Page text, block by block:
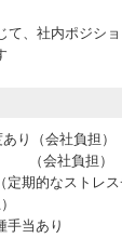
、社内ポジシ
り（会社負担）
会社負担）
定期的なストレス
手当あり